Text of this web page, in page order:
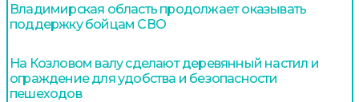
Владимирская область продолжает оказывать
поддержку бойцам СВО
На Козловом валу сделают деревянный настил и
ограждение для удобства и безопасности
пешеходов